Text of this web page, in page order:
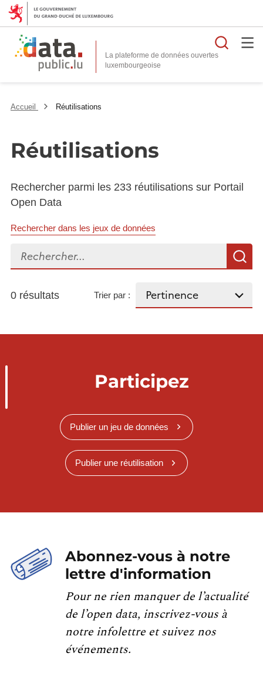
La plateforme de données ouvertes
Accueil Réutilisations
Réutilisations
Rechercher parmi les 233 réutilisations sur Portail
Open Data
Rechercher dans les jeux de données
Rechercher...
0 résultats Trier par :
Participez
Publier un jeu de données
Publier une réutilisation
Abonnez-vous à notre
lettre d'information
Pour ne rien manquer de l’actualité
de l’open data, inscrivez-vous à
notre infolettre et suivez nos
événements.